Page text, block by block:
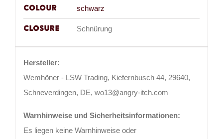
Colour schwarz
Closure Schnürung
Hersteller:
Wemhöner - LSW Trading, Kiefernbusch 44, 29640,
Schneverdingen, DE, wo13@angry-itch.com
Warnhinweise und Sicherheitsinformationen:
Es liegen keine Warnhinweise oder